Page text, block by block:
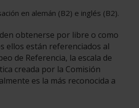
en alemán (B2) e inglés (B2).
obtenerse por libre o como
ellos están referenciados al
de Referencia, la escala de
creada por la Comisión
es la más reconocida a